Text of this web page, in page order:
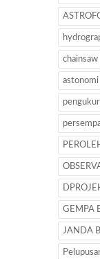
chainsaw
astonomi
GEMPA
JANDA